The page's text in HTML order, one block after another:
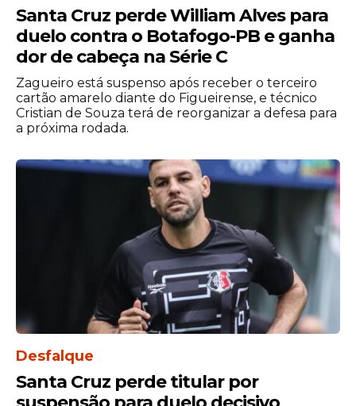
Santa Cruz perde William Alves para
duelo contra o Botafogo-PB e ganha
dor de cabeça na Série C
Zagueiro está suspenso após receber o terceiro
cartão amarelo diante do Figueirense, e técnico
Cristian de Souza terá de reorganizar a defesa para
a próxima rodada.
Desfalque
Santa Cruz perde titular por